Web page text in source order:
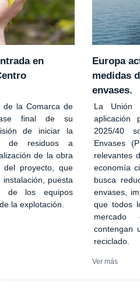
en
de la Comarca de
final de su
de iniciar la
de residuos a
de la obra
proyecto, que
puesta
de los equipos
la explotación.
Europa
medidas
envases.
La Unión
aplicación
2025/40
Envases
relevantes
economía
busca
envases,
que todos
mercado
contengan
reciclado.
Ver más